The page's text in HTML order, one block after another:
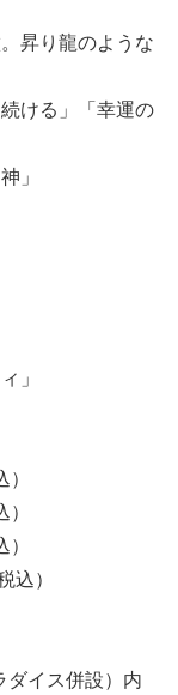
昇り龍のような
ける」「幸運の
」
」
込）
ダイス併設）内